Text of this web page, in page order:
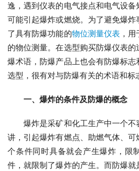
逸，遇到仪表的电气接点和电气设
可能引起爆炸或燃烧。为了避免爆
了具有防爆功能的物位测量仪表 ，
的物位测量。在选型购买防爆仪表
爆术语，防爆产品上也会有防爆标
选型，很有对与防爆有关的术语和标
一、爆炸的条件及防爆的概念
爆炸是采矿和化工生产中一个不
讲，引起爆炸有燃点、助燃气体、
个条件同时具备就会产生爆炸，限
件，就限制了爆炸的产生。而防爆